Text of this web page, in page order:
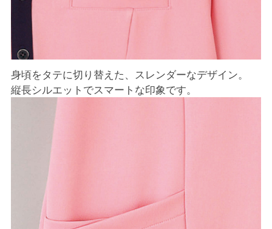
身頃をタテに切り替えた、スレンダーなデザイン。
縦長シルエットでスマートな印象です。